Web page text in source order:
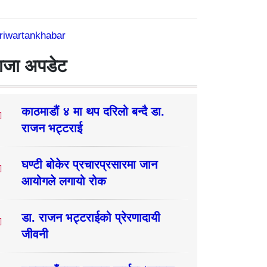
अपडेट
काठमाडौं ४ मा थप दरिलो बन्दै डा.
राजन भट्टराई
घण्टी बोकेर प्रचारप्रसारमा जान
आयोगले लगायो रोक
डा. राजन भट्टराईको प्रेरणादायी
जीवनी